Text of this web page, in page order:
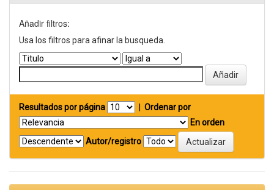
Añadir filtros:
Usa los filtros para afinar la busqueda.
Resultados por página
Ordenar por
En orden
Autor/registro